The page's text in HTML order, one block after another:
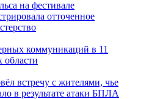
на фестивале
отточенное
коммуникаций в 11
области
встречу с жителями, чье
в результате атаки БПЛА